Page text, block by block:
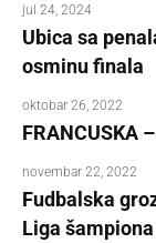
jul 24, 2024
Ubica sa
osminu finala
oktobar 26, 2022
FRANCUSKA
novembar 22, 2022
Fudbalska
Liga